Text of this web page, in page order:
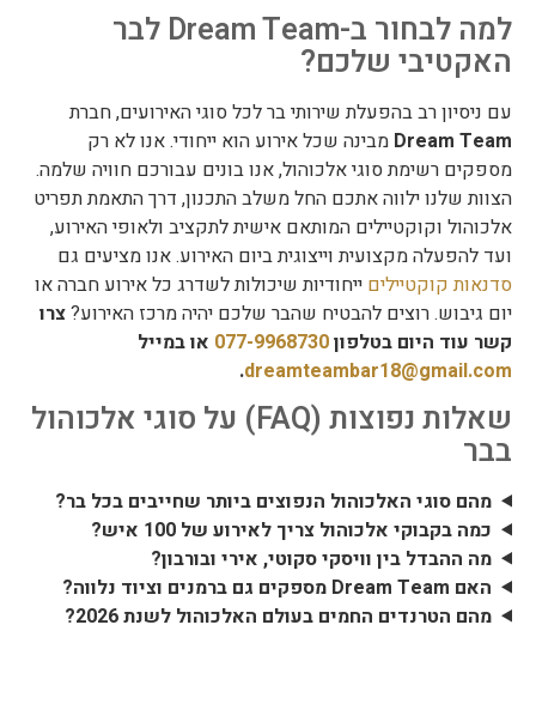
למה לבחור ב-Dream Team לבר
האקטיבי שלכם?
עם ניסיון רב בהפעלת שירותי בר לכל סוגי האירועים, חברת
Dream Team מבינה שכל אירוע הוא ייחודי. אנו לא רק
מספקים רשימת סוגי אלכוהול, אנו בונים עבורכם חוויה שלמה.
הצוות שלנו ילווה אתכם החל משלב התכנון, דרך התאמת תפריט
אלכוהול וקוקטיילים המותאם אישית לתקציב ולאופי האירוע,
ועד להפעלה מקצועית וייצוגית ביום האירוע. אנו מציעים גם
סדנאות קוקטיילים ייחודיות שיכולות לשדרג כל אירוע חברה או
יום גיבוש. רוצים להבטיח שהבר שלכם יהיה מרכז האירוע?צרו
קשר עוד היום בטלפון077-9968730 או במייל
dreamteambar18@gmail.com
.
שאלות נפוצות (FAQ) על סוגי אלכוהול
בבר
מהם סוגי האלכוהול הנפוצים ביותר שחייבים בכל בר?
כמה בקבוקי אלכוהול צריך לאירוע של 100 איש?
מה ההבדל בין וויסקי סקוטי, אירי ובורבון?
האם Dream Team מספקים גם ברמנים וציוד נלווה?
מהם הטרנדים החמים בעולם האלכוהול לשנת 2026?